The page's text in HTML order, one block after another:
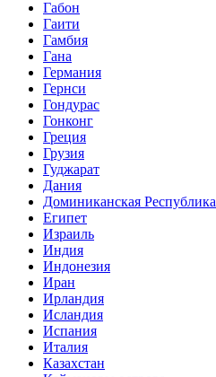
Габон
Гаити
Гамбия
Гана
Германия
Гернси
Гондурас
Гонконг
Греция
Грузия
Гуджарат
Дания
Доминиканская Республика
Египет
Израиль
Индия
Индонезия
Иран
Ирландия
Исландия
Испания
Италия
Казахстан